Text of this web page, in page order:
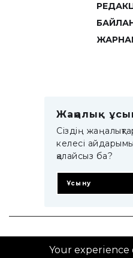
Жаңалық
Сіздің
келесі
қалайсыз ба?
Ұсыну
©
Your experience